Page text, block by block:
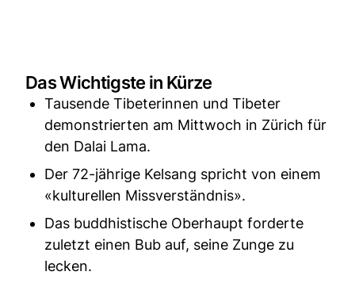
Das Wichtigste in Kürze
Tausende Tibeterinnen und Tibeter
demonstrierten am Mittwoch in Zürich für
den Dalai Lama.
Der 72-jährige Kelsang spricht von einem
«kulturellen Missverständnis».
Das buddhistische Oberhaupt forderte
zuletzt einen Bub auf, seine Zunge zu
lecken.